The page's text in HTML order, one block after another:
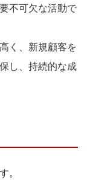
不可欠な活動で
く、新規顧客を
し、持続的な成
。